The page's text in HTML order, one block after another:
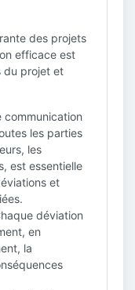
des projets
efficace est
du projet et
communication
les parties
les
est essentielle
et
déviation
en
la